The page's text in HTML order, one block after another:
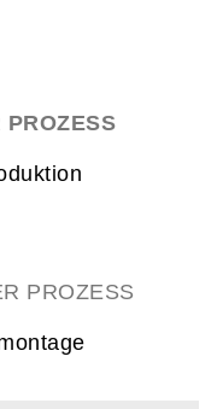
PROZESS
PROZESS